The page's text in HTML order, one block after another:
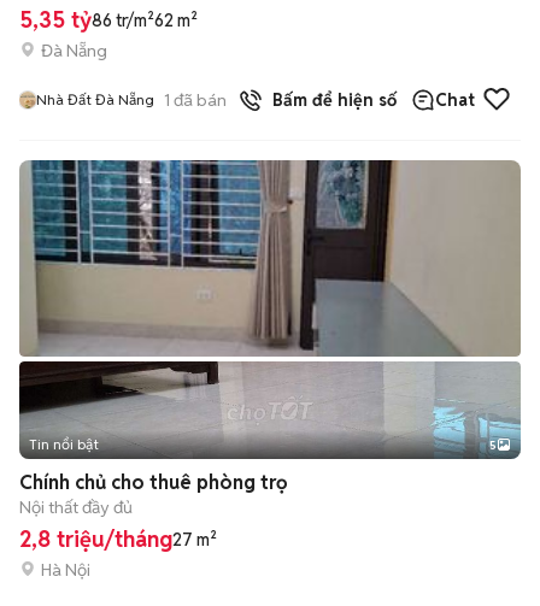
5,35 tỷ86 tr/m²62 m²
Đà Nẵng
Nhà Đất Đà Nẵng 1 đã bán Bấm để hiện số Chat
Tin nổi bật 5
Chính chủ cho thuê phòng trọ
Nội thất đầy đủ
2,8 triệu/tháng27 m²
Hà Nội